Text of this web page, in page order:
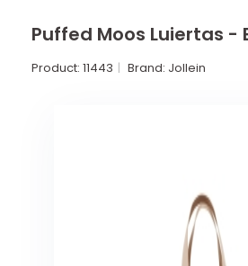
Thuis
In de box
Veiligheid in en om huis
Puffed Moos Luiertas -
Product: 11443 Brand: Jollein